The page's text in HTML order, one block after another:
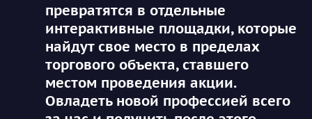
превратятся в отдельные
интерактивные площадки, которые
найдут свое место в пределах
торгового объекта, ставшего
местом проведения акции.
Овладеть новой профессией всего